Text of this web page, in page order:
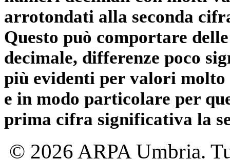
arrotondati alla seconda
Questo può comportare
decimale, differenze poco
più evidenti per valori
e in modo particolare per
prima cifra significativa la
© 2026 ARPA Umbria.